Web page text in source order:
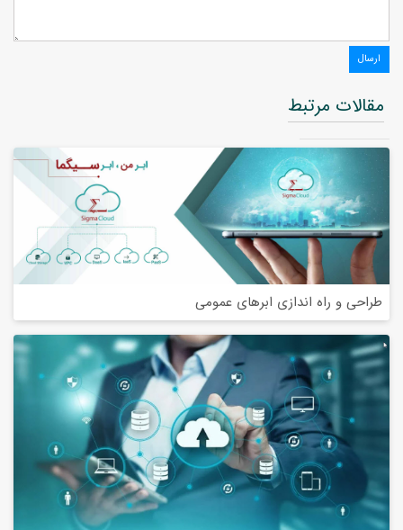
مقالات مرتبط
طراحی و راه اندازی ابرهای عمومی